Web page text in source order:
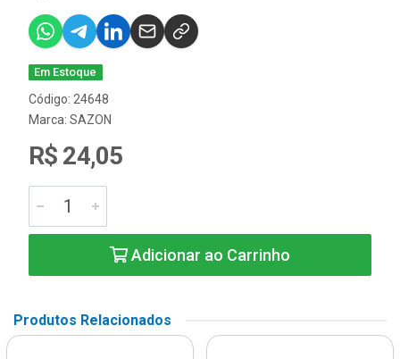
Em Estoque
Código: 24648
Marca: SAZON
R$ 24,05
Adicionar ao Carrinho
Produtos Relacionados